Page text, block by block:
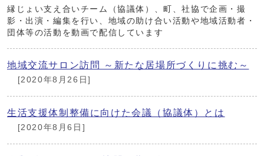
縁じょい支え合いチーム（協議体）、町、社協で企画・撮
影・出演・編集を行い、地域の助け合い活動や地域活動者・
団体等の活動を動画で配信しています
地域交流サロン訪問 ～新たな居場所づくりに挑む～
[2020年8月26日]
生活支援体制整備に向けた会議（協議体）とは
[2020年8月6日]